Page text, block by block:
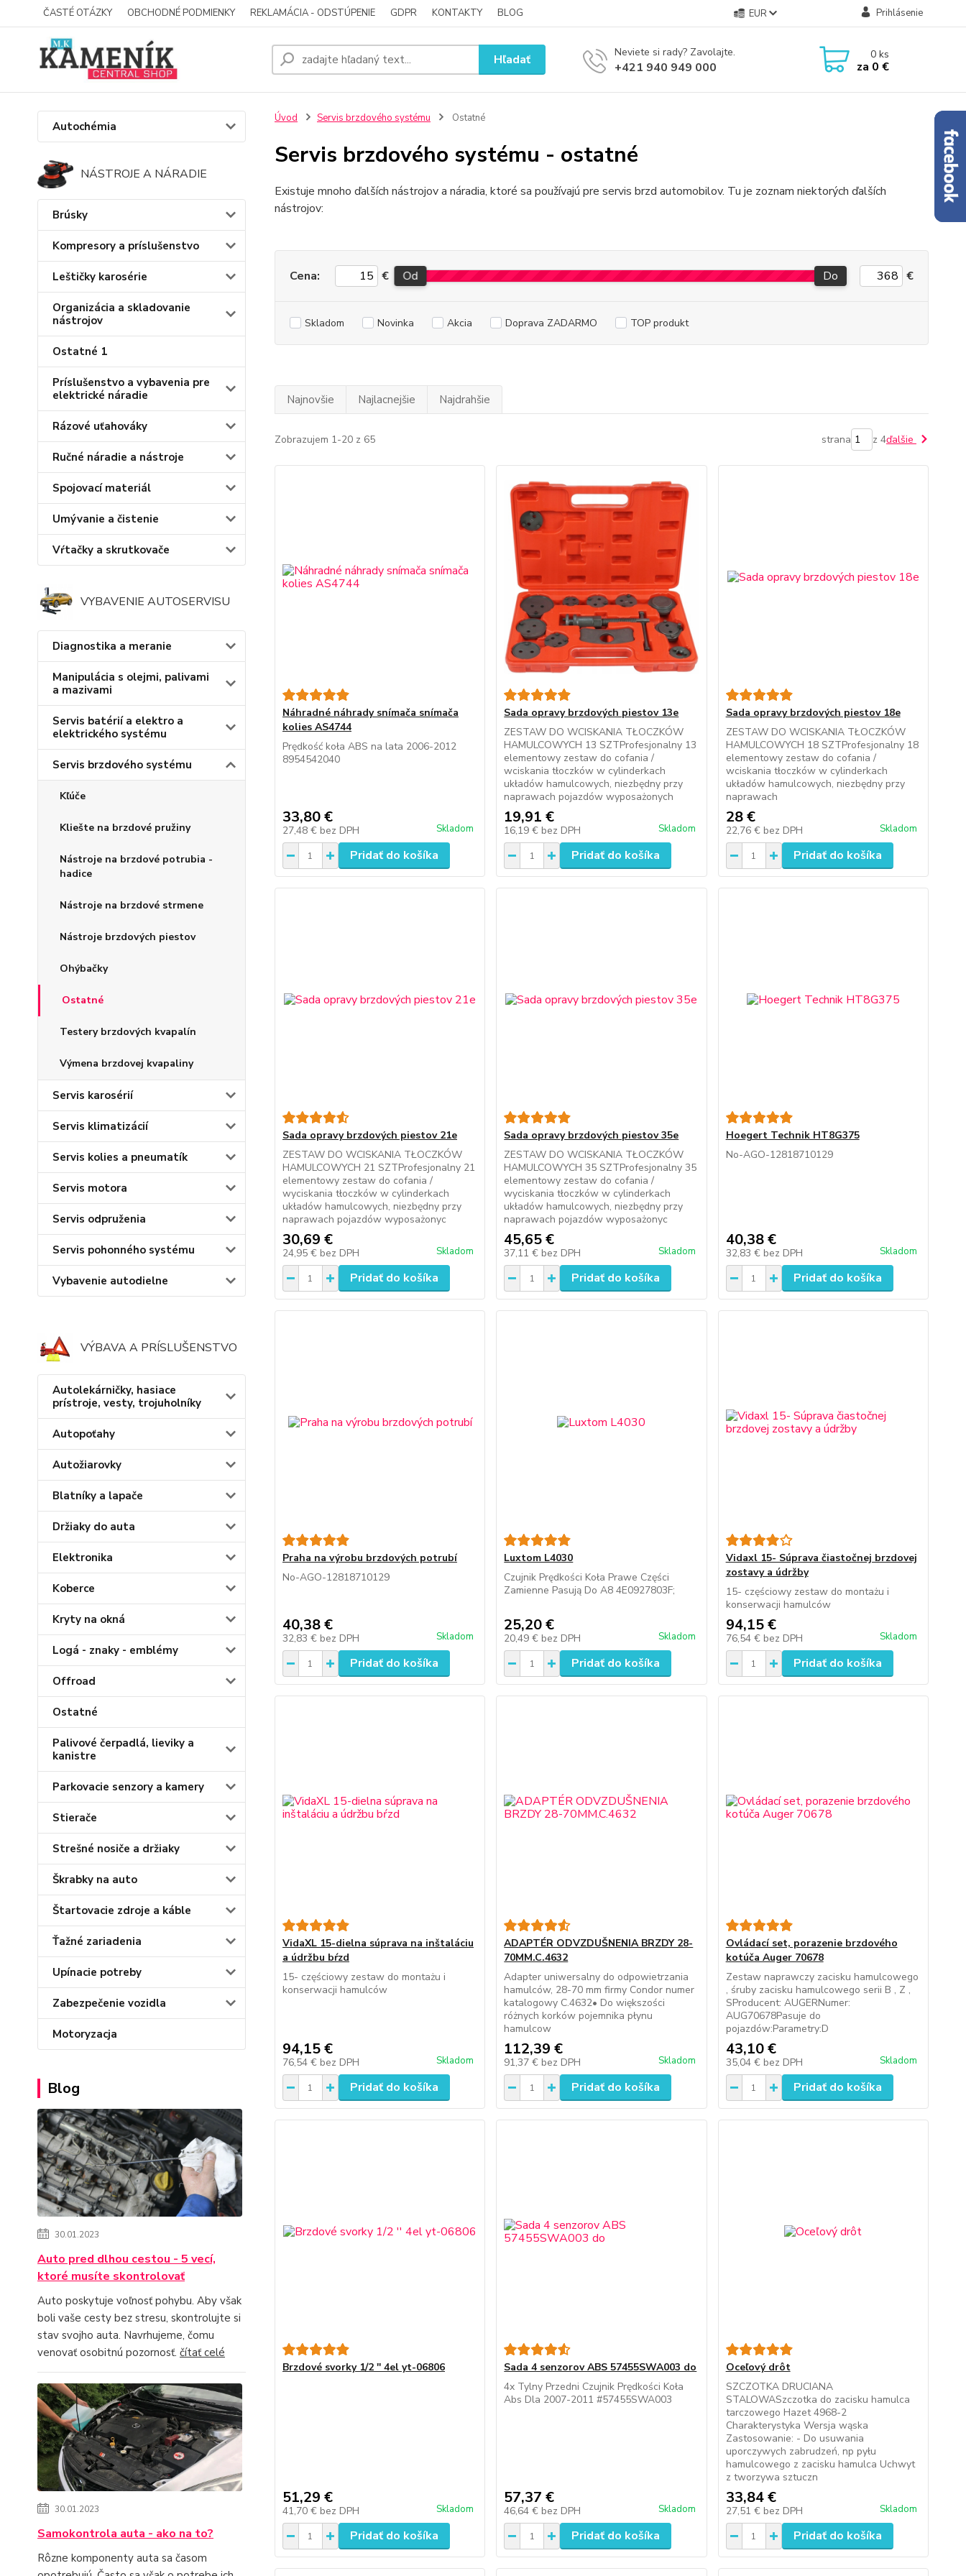
ČASTÉ OTÁZKY OBCHODNÉ PODMIENKY REKLAMÁCIA - ODSTÚPENIE GDPR KONTAKTY BLOG EUR Prihlásenie
Hľadať Neviete si rady? Zavolajte.
+421 940 949 000
0ks
za 0 €
Autochémia
NÁSTROJE A NÁRADIE
Brúsky
Kompresory a príslušenstvo
Leštičky karosérie
Organizácia a skladovanie
nástrojov
Ostatné 1
Príslušenstvo a vybavenia pre
elektrické náradie
Rázové uťahováky
Ručné náradie a nástroje
Spojovací materiál
Umývanie a čistenie
Vŕtačky a skrutkovače
VYBAVENIE AUTOSERVISU
Diagnostika a meranie
Manipulácia s olejmi, palivami
a mazivami
Servis batérií a elektro a
elektrického systému
Servis brzdového systému
Kľúče
Kliešte na brzdové pružiny
Nástroje na brzdové potrubia -
hadice
Nástroje na brzdové strmene
Nástroje brzdových piestov
Ohýbačky
Ostatné
Testery brzdových kvapalín
Výmena brzdovej kvapaliny
Servis karosérií
Servis klimatizácií
Servis kolies a pneumatík
Servis motora
Servis odpruženia
Servis pohonného systému
Vybavenie autodielne
VÝBAVA A PRÍSLUŠENSTVO
Autolekárničky, hasiace
prístroje, vesty, trojuholníky
Autopoťahy
Autožiarovky
Blatníky a lapače
Držiaky do auta
Elektronika
Koberce
Kryty na okná
Logá - znaky - emblémy
Offroad
Ostatné
Palivové čerpadlá, lieviky a
kanistre
Parkovacie senzory a kamery
Stierače
Strešné nosiče a držiaky
Škrabky na auto
Štartovacie zdroje a káble
Ťažné zariadenia
Upínacie potreby
Zabezpečenie vozidla
Motoryzacja
Blog
30.01.2023
Auto pred dlhou cestou - 5 vecí,
ktoré musíte skontrolovať
Auto poskytuje voľnosť pohybu. Aby však
boli vaše cesty bez stresu, skontrolujte si
stav svojho auta. Navrhujeme, čomu
venovať osobitnú pozornosť. čítať celé
30.01.2023
Samokontrola auta - ako na to?
Rôzne komponenty auta sa časom
Úvod Servis brzdového systému Ostatné
Servis brzdového systému - ostatné
Existuje mnoho ďalších nástrojov a náradia, ktoré sa používajú pre servis brzd automobilov. Tu je zoznam niektorých ďalších
nástrojov:
Cena: € Od Do €
Skladom Novinka Akcia Doprava ZADARMO TOP produkt
Najnovšie Najlacnejšie Najdrahšie
Zobrazujem 1-20 z 65 strana z 4ďalšie
Náhradné náhrady snímača snímača
kolies AS4744
Prędkość koła ABS na lata 2006-2012
8954542040
33,80 €
27,48 € bez DPH Skladom
Pridať do košíka
Sada opravy brzdových piestov 13e
ZESTAW DO WCISKANIA TŁOCZKÓW
HAMULCOWYCH 13 SZTProfesjonalny 13
elementowy zestaw do cofania /
wciskania tłoczków w cylinderkach
układów hamulcowych, niezbędny przy
naprawach pojazdów wyposażonych
19,91 €
16,19 € bez DPH Skladom
Pridať do košíka
Sada opravy brzdových piestov 18e
ZESTAW DO WCISKANIA TŁOCZKÓW
HAMULCOWYCH 18 SZTProfesjonalny 18
elementowy zestaw do cofania /
wciskania tłoczków w cylinderkach
układów hamulcowych, niezbędny przy
naprawach
28 €
22,76 € bez DPH Skladom
Pridať do košíka
Sada opravy brzdových piestov 21e
ZESTAW DO WCISKANIA TŁOCZKÓW
HAMULCOWYCH 21 SZTProfesjonalny 21
elementowy zestaw do cofania /
wyciskania tłoczków w cylinderkach
układów hamulcowych, niezbędny przy
naprawach pojazdów wyposażonyc
30,69 €
24,95 € bez DPH Skladom
Pridať do košíka
Sada opravy brzdových piestov 35e
ZESTAW DO WCISKANIA TŁOCZKÓW
HAMULCOWYCH 35 SZTProfesjonalny 35
elementowy zestaw do cofania /
wyciskania tłoczków w cylinderkach
układów hamulcowych, niezbędny przy
naprawach pojazdów wyposażonyc
45,65 €
37,11 € bez DPH Skladom
Pridať do košíka
Hoegert Technik HT8G375
No-AGO-12818710129
40,38 €
32,83 € bez DPH Skladom
Pridať do košíka
Praha na výrobu brzdových potrubí
No-AGO-12818710129
40,38 €
32,83 € bez DPH Skladom
Pridať do košíka
Luxtom L4030
Czujnik Prędkości Koła Prawe Części
Zamienne Pasują Do A8 4E0927803F;
25,20 €
20,49 € bez DPH Skladom
Pridať do košíka
Vidaxl 15- Súprava čiastočnej brzdovej
zostavy a údržby
15- częściowy zestaw do montażu i
konserwacji hamulców
94,15 €
76,54 € bez DPH Skladom
Pridať do košíka
VidaXL 15-dielna súprava na inštaláciu
a údržbu bŕzd
15- częściowy zestaw do montażu i
konserwacji hamulców
94,15 €
76,54 € bez DPH Skladom
Pridať do košíka
ADAPTÉR ODVZDUŠNENIA BRZDY 28-
70MM.C.4632
Adapter uniwersalny do odpowietrzania
hamulców, 28-70 mm firmy Condor numer
katalogowy C.4632• Do większości
różnych korków pojemnika płynu
hamulcow
112,39 €
91,37 € bez DPH Skladom
Pridať do košíka
Ovládací set, porazenie brzdového
kotúča Auger 70678
Zestaw naprawczy zacisku hamulcowego
, śruby zacisku hamulcowego serii B , Z ,
SProducent: AUGERNumer:
AUG70678Pasuje do
pojazdów:Parametry:D
43,10 €
35,04 € bez DPH Skladom
Pridať do košíka
Brzdové svorky 1/2 '' 4el yt-06806
51,29 €
41,70 € bez DPH Skladom
Pridať do košíka
Sada 4 senzorov ABS 57455SWA003 do
4x Tylny Przedni Czujnik Prędkości Koła
Abs Dla 2007-2011 #57455SWA003
57,37 €
46,64 € bez DPH Skladom
Pridať do košíka
Oceľový drôt
SZCZOTKA DRUCIANA
STALOWASzczotka do zacisku hamulca
tarczowego Hazet 4968-2
Charakterystyka Wersja wąska
Zastosowanie: - Do usuwania
uporczywych zabrudzeń, np pyłu
hamulcowego z zacisku hamulca Uchwyt
z tworzywa sztuczn
33,84 €
27,51 € bez DPH Skladom
Pridať do košíka